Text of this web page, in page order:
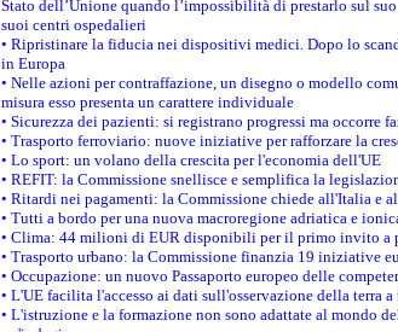
Stato dell’Unione quando l’impossibilità di prestarlo sul
suoi centri ospedalieri
• Ripristinare la fiducia nei dispositivi medici. Dopo lo
in Europa
• Nelle azioni per contraffazione, un disegno o modello
misura esso presenta un carattere individuale
• Sicurezza dei pazienti: si registrano progressi ma occorre
• Trasporto ferroviario: nuove iniziative per rafforzare la
• Lo sport: un volano della crescita per l'economia dell'UE
• REFIT: la Commissione snellisce e semplifica la
• Ritardi nei pagamenti: la Commissione chiede all'Italia e
• Tutti a bordo per una nuova macroregione adriatica e
• Clima: 44 milioni di EUR disponibili per il primo invito a
• Trasporto urbano: la Commissione finanzia 19 iniziative
• Occupazione: un nuovo Passaporto europeo delle
• L'UE facilita l'accesso ai dati sull'osservazione della terra
• L'istruzione e la formazione non sono adattate al mondo